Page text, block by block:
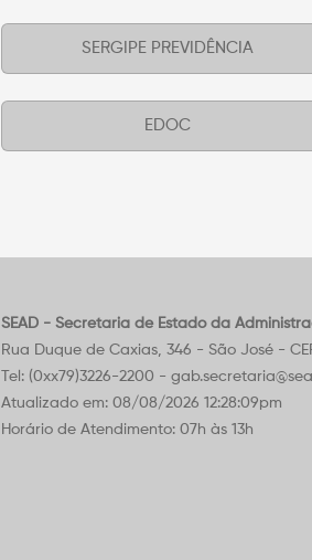
SERGIPE PREVIDÊNCIA
EDOC
SEAD - Secretaria de Estado da
Rua Duque de Caxias, 346 - São José -
Tel: (0xx79)3226-2200 -
Atualizado em: 08/08/2026 12:28:09pm
Horário de Atendimento: 07h às 13h